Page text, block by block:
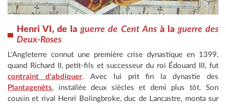
Henri VI, de laguerre de Cent Ansà laguerre des
Deux-Roses
L'Angleterre connut une première crise dynastique en 1399,
quand Richard II, petit-fils et successeur du roi Édouard III, fut
contraint d'abdiquer. Avec lui prit fin la dynastie des
Plantagenêts, installée deux siècles et demi plus tôt. Son
cousin et rival Henri Bolingbroke, duc de Lancastre, monta sur